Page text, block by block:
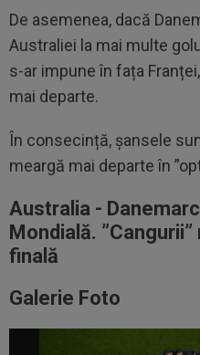
De asemenea, dacă
Australiei la mai multe
s-ar impune în fața
mai departe.
În consecință, șansele
meargă mai departe în
Australia -
Mondială.
finală
Galerie Foto